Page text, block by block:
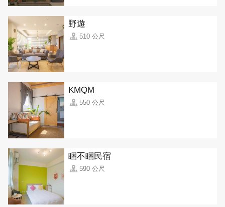
野遊
510 公尺
KMQM
550 公尺
睏不睏民宿
590 公尺